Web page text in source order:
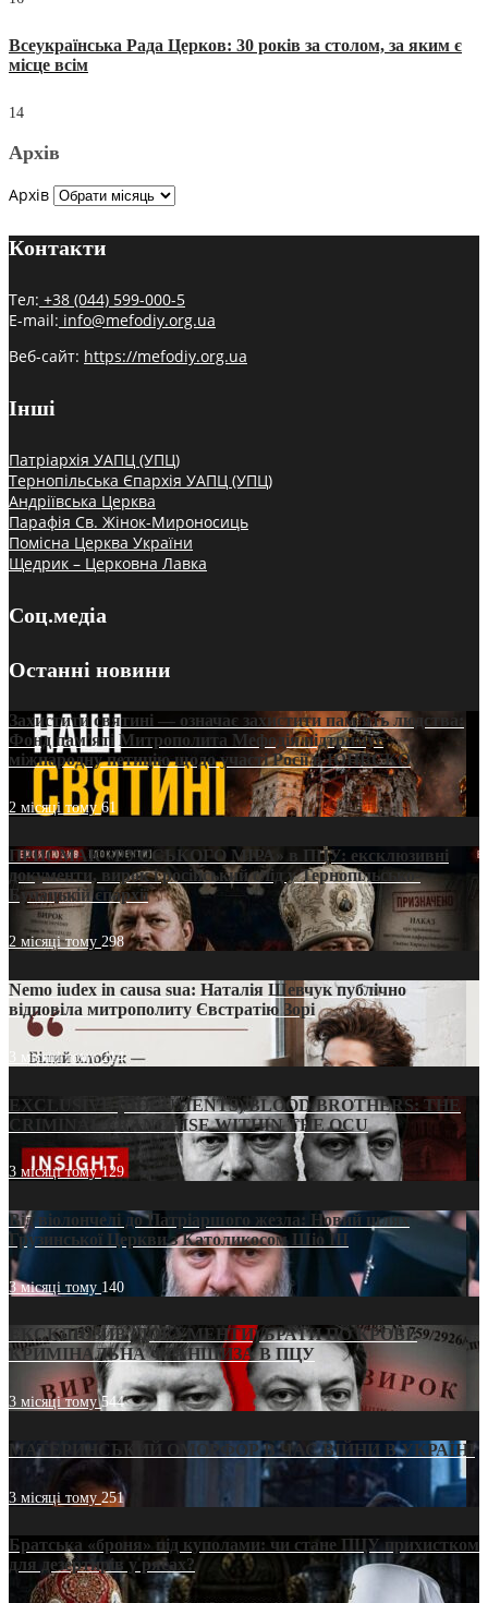
Всеукраїнська Рада Церков: 30 років за столом, за яким є
місце всім
14
Архів
Архів
Контакти
Тел: +38 (044) 599-000-5
E-mail: info@mefodiy.org.ua
Веб-сайт: https://mefodiy.org.ua
Інші
Патріархія УАПЦ (УПЦ)
Тернопільська Єпархія УАПЦ (УПЦ)
Андріївська Церква
Парафія Св. Жінок-Мироносиць
Помісна Церква України
Щедрик – Церковна Лавка
Соц.медіа
Останні новини
Захистити святині — означає захистити пам’ять людства:
Фонд пам’яті Митрополита Мефодія підтримує
міжнародну петицію щодо участі Росії в ЮНЕСКО
2 місяці тому61
ПРИСМАК «РУССЬКОГО МІРА» в ПЦУ: ексклюзивні
документи, вирок і російський слід у Тернопільсько-
Бучацькій єпархії
2 місяці тому 298
Nemo iudex in causa sua: Наталія Шевчук публічно
відповіла митрополиту Євстратію Зорі
3 місяці тому214
EXCLUSIVE (DOCUMENTS)/BLOOD BROTHERS: THE
CRIMINAL FRANCHISE WITHIN THE OCU
3 місяці тому129
Від віолончелі до Патріаршого жезла: Новий шлях
Грузинської Церкви з Католикосом Шіо III
3 місяці тому 140
ЕКСКЛЮЗИВ (ДОКУМЕНТИ)/БРАТИ ПО КРОВІ:
КРИМІНАЛЬНА ФРАНШИЗА В ПЦУ
3 місяці тому544
МАТЕРИНСЬКИЙ ОМОРФОР В ЧАС ВІЙНИ В УКРАЇНІ
3 місяці тому251
Братська «броня» під куполами: чи стане ПЦУ прихистком
для дезертирів у рясах?